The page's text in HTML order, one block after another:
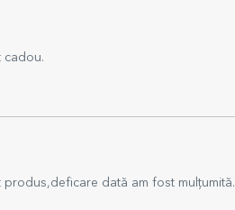
cadou.
dată am fost mulțumită.